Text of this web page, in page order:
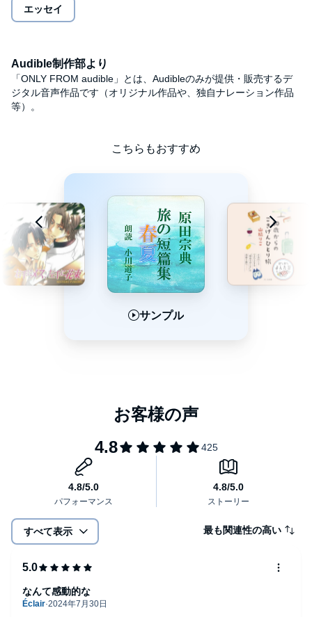
エッセイ
Audible制作部より
「ONLY FROM audible」とは、Audibleのみが提供・販売するデ
ジタル音声作品です（オリジナル作品や、独自ナレーション作品
等）。
こちらもおすすめ
サンプル
すべて表示 最も関連性の高い
なんて感動的な